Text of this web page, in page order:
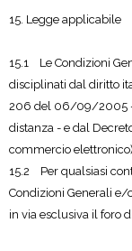
15. Legge applicabile
15.1 Le Condizioni
disciplinati dal diritto
206 del 06/09/2005 –
distanza - e dal
commercio
15.2 Per qualsiasi
Condizioni Generali e/
in via esclusiva il foro